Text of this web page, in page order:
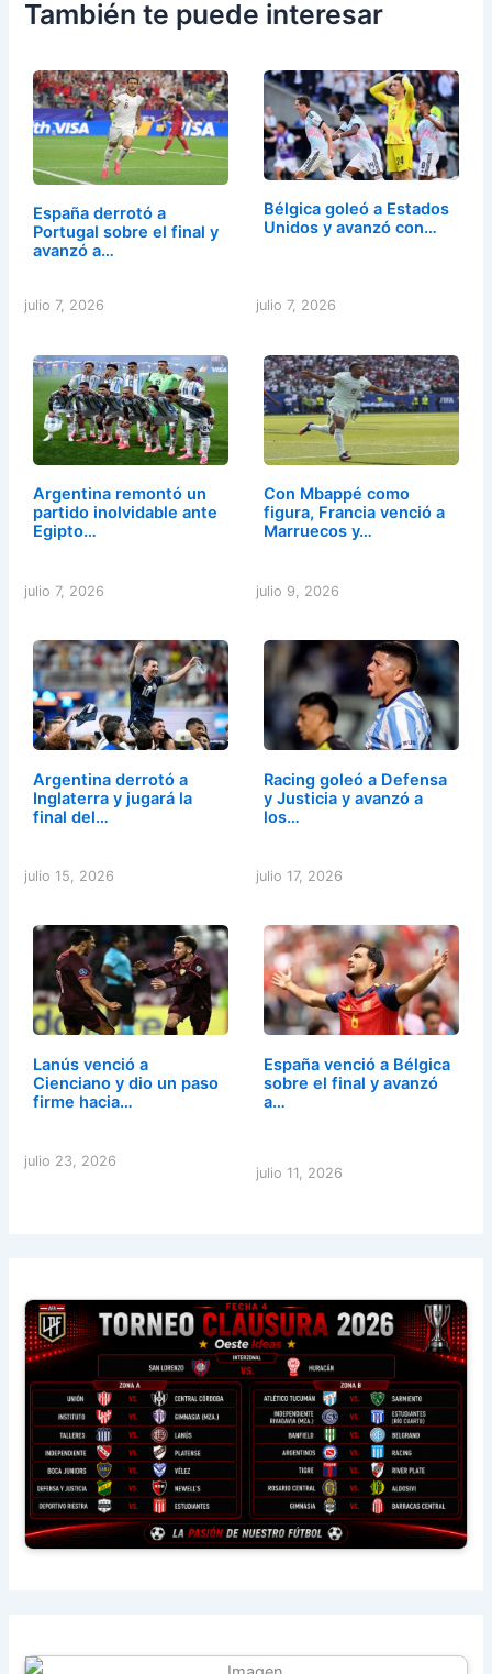
También te puede interesar
España derrotó a
Portugal sobre el final y
avanzó a…
julio 7, 2026
Bélgica goleó a Estados
Unidos y avanzó con…
julio 7, 2026
Argentina remontó un
partido inolvidable ante
Egipto…
julio 7, 2026
Con Mbappé como
figura, Francia venció a
Marruecos y…
julio 9, 2026
Argentina derrotó a
Inglaterra y jugará la
final del…
julio 15, 2026
Racing goleó a Defensa
y Justicia y avanzó a
los…
julio 17, 2026
Lanús venció a
Cienciano y dio un paso
firme hacia…
julio 23, 2026
España venció a Bélgica
sobre el final y avanzó
a…
julio 11, 2026